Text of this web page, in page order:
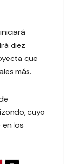
diez
que
más.
cuyo
los